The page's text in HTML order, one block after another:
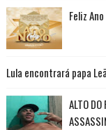
Feliz
Lula encontrará papa
ALTO